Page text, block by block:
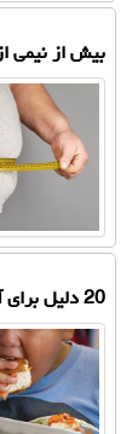
بیش از نیمی از جمعیت
20 دلیل برای آنکه بدانیم چرا پرخوری می کنیم؟